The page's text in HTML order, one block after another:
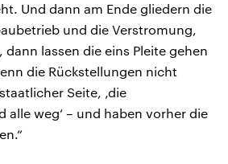
Und dann am Ende gliedern die
und die Verstromung,
dann lassen die eins Pleite gehen
die Rückstellungen nicht
Seite, ‚die
alle weg‘ – und haben vorher die